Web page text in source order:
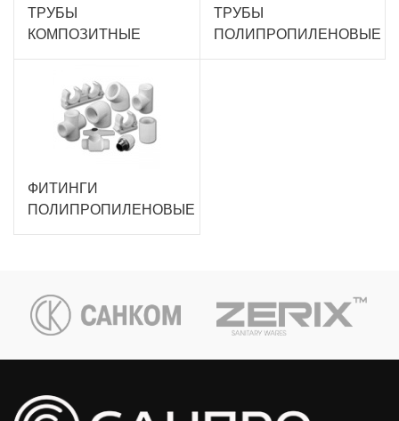
ТРУБЫ
КОМПОЗИТНЫЕ
ТРУБЫ
ПОЛИПРОПИЛЕНОВЫЕ
ФИТИНГИ
ПОЛИПРОПИЛЕНОВЫЕ